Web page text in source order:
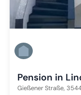
Pension in
Gießener Straße,